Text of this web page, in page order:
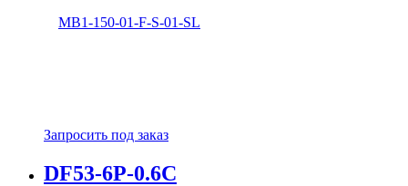
Pin (Male)
Pin, Socket
-
MIL-тип:
Запросить под заказ
DF53-6P-0.6C